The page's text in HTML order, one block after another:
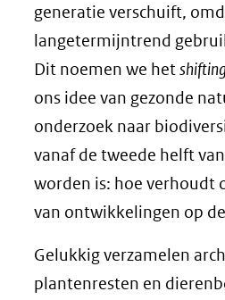
generatie verschuift,
langetermijntrend
Dit noemen we het
ons idee van gezonde
onderzoek naar
vanaf de tweede helft
worden is: hoe verhoudt
van ontwikkelingen op
Gelukkig verzamelen
plantenresten en